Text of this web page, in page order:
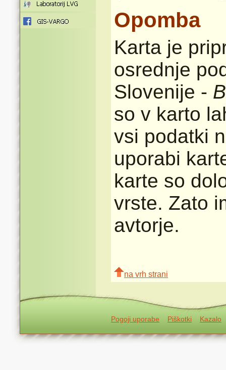
Opomba
Karta je
osrednje
Slovenije -
so v karto
vsi podatki
uporabi
karte so
vrste. Zato
avtorje.
na vrh strani
Pogoji uporabe Piškotki Kazalo